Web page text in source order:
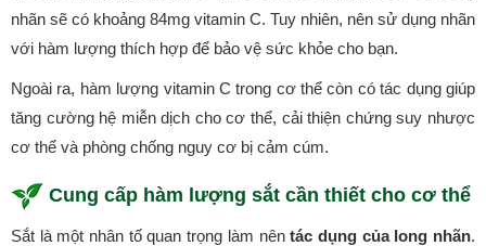
nhãn sẽ có khoảng 84mg vitamin C. Tuy nhiên, nên sử dụng nhãn
với hàm lượng thích hợp để bảo vệ sức khỏe cho bạn.
Ngoài ra, hàm lượng vitamin C trong cơ thể còn có tác dụng giúp
tăng cường hệ miễn dịch cho cơ thể, cải thiện chứng suy nhược
cơ thể và phòng chống nguy cơ bị cảm cúm.
Cung cấp hàm lượng sắt cần thiết cho cơ thể
Sắt là một nhân tố quan trọng làm nêntác dụng của long nhãn.